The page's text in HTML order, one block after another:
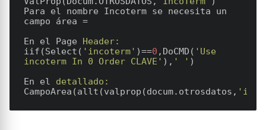
Para el nombre Incoterm se necesita un
campo área =
En el Page Header:
iif(Select( 'incoterm' )==0 ,DoCMD( 'Use
incoterm In 0 Order CLAVE' ), ' ' )
En el detallado:
CampoArea(allt(valprop(docum.otrosdatos,